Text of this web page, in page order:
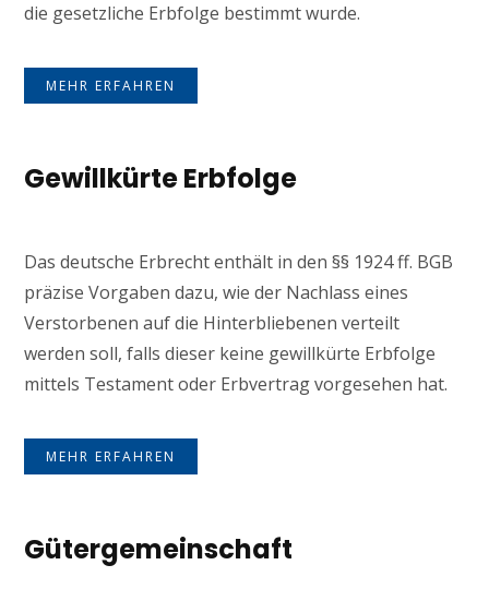
die gesetzliche Erbfolge bestimmt wurde.
MEHR ERFAHREN
Gewillkürte Erbfolge
Das deutsche Erbrecht enthält in den §§ 1924 ff. BGB
präzise Vorgaben dazu, wie der Nachlass eines
Verstorbenen auf die Hinterbliebenen verteilt
werden soll, falls dieser keine gewillkürte Erbfolge
mittels Testament oder Erbvertrag vorgesehen hat.
MEHR ERFAHREN
Gütergemeinschaft